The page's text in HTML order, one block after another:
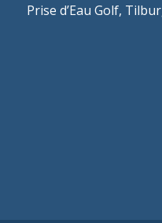
Prise d’Eau Golf,